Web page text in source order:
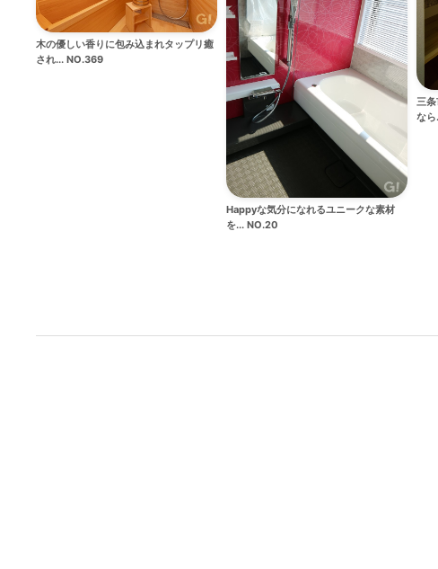
三
なら
木の優しい香りに包み込まれタップリ癒
され... NO.369
Happyな気分になれるユニークな素材
を... NO.20